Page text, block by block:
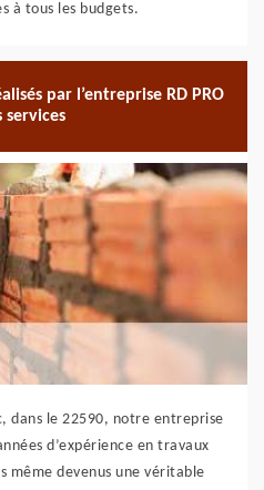
à tous les budgets.
par l’entreprise RD PRO
dans le 22590, notre entreprise
d’expérience en travaux
même devenus une véritable